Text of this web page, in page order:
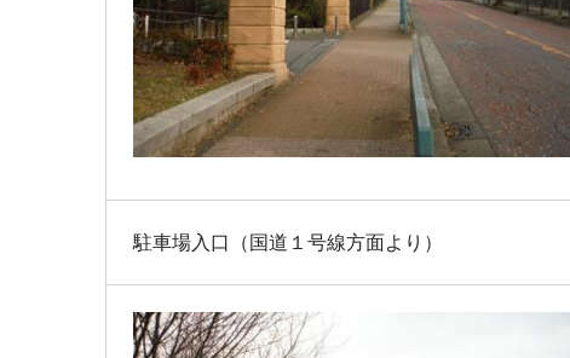
駐車場入口（国道１号線方面より）